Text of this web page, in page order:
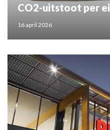
CO2-uitstoot per ei
16 april 2026